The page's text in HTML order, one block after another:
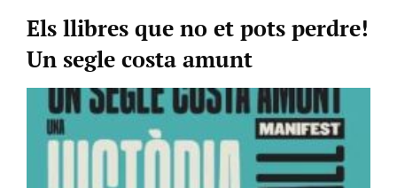
Els llibres que no et pots perdre!
Un segle costa amunt